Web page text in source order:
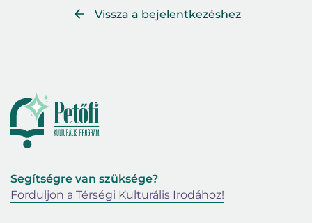
Vissza a bejelentkezéshez
Segítségre van szüksége?
Forduljon a Térségi Kulturális Irodához!